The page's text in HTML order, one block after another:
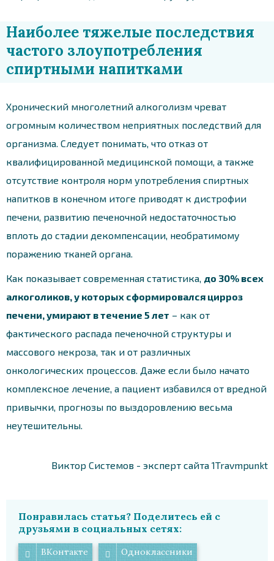
Наиболее тяжелые последствия
частого злоупотребления
спиртными напитками
Хронический многолетний алкоголизм чреват
огромным количеством неприятных последствий для
организма. Следует понимать, что отказ от
квалифицированной медицинской помощи, а также
отсутствие контроля норм употребления спиртных
напитков в конечном итоге приводят к дистрофии
печени, развитию печеночной недостаточностью
вплоть до стадии декомпенсации, необратимому
поражению тканей органа.
Как показывает современная статистика, до 30% всех
алкоголиков, у которых сформировался цирроз
печени, умирают в течение 5 лет – как от
фактического распада печеночной структуры и
массового некроза, так и от различных
онкологических процессов. Даже если было начато
комплексное лечение, а пациент избавился от вредной
привычки, прогнозы по выздоровлению весьма
неутешительны.
Виктор Системов - эксперт сайта 1Travmpunkt
Понравилась статья? Поделитесь ей с
друзьями в социальных сетях:
ВКонтакте Одноклассники